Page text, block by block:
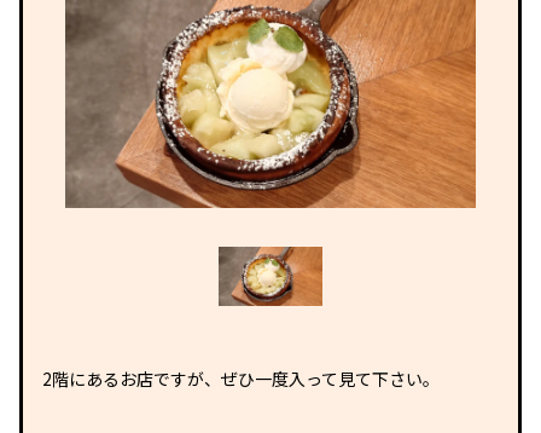
2階にあるお店ですが、ぜひ一度入って見て下さい。